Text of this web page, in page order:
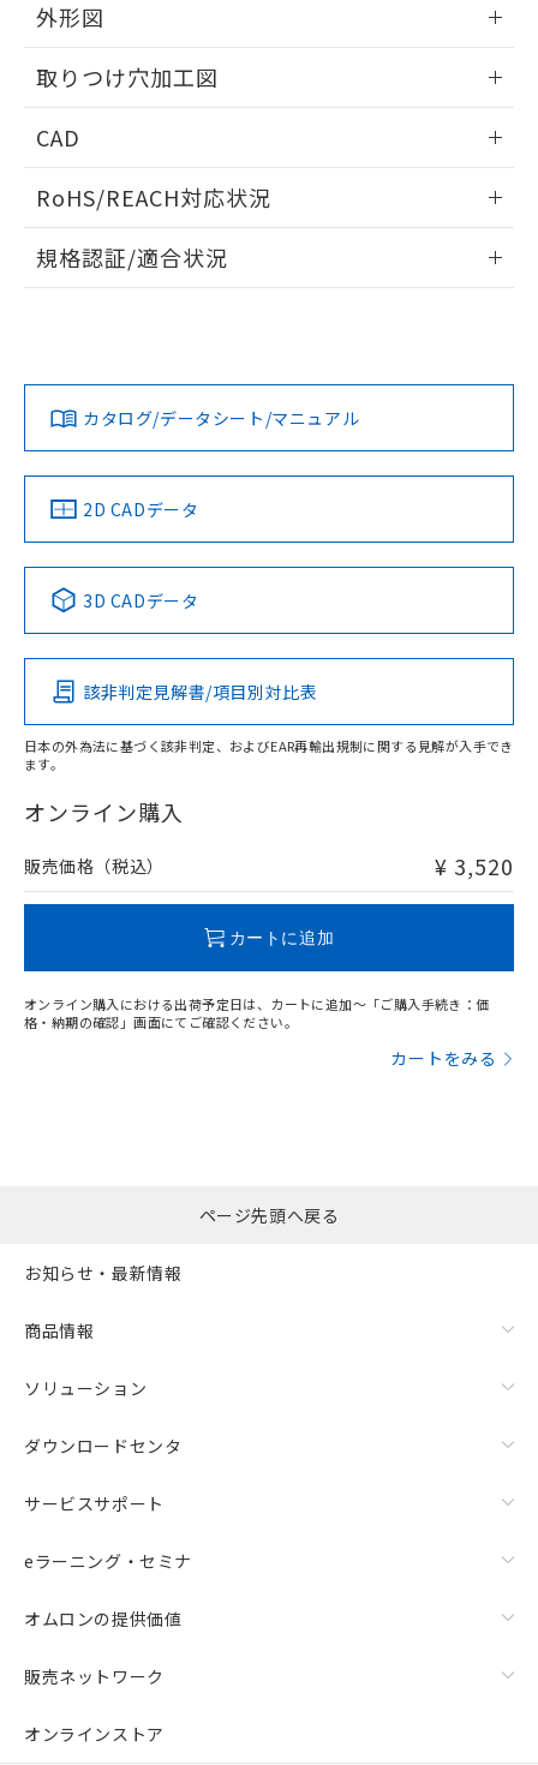
外形図
取りつけ穴加工図
CAD
ドすることができます。
ログイン/会員登録
ダウンロードデータをご利用いただく前に、以下を必ずお読
みください。
ソフトウェアの使用条件
RoHS/REACH対応状況
EU RoHS 注意事項・凡例
対応済み
中国 RoHS 注意事項・凡例
Pb Hg Cd Cr(VI)
O
在庫等で未対応品が混在する可能性があります。
問い合わせください。
規格認証/適合状況
カタログ/データシート/マニュアル
2D CADデータ
3D CADデータ
該非判定見解書/項目別対比表
日本の外為法に基づく該非判定、およびEAR再輸出規制に関する見解が入手でき
ます。
オンライン購入
販売価格（税込） ¥ 3,520
カートに追加
オンライン購入における出荷予定日は、カートに追加～「ご購入手続き：価
格・納期の確認」画面にてご確認ください。
カートをみる
していることから、特段のことがない限
り、2022年1月12日より割愛しておりま
す。
ページ先頭へ戻る
お知らせ・最新情報
商品情報
ソリューション
ダウンロードセンタ
サービスサポート
eラーニング・セミナ
オムロンの提供価値
販売ネットワーク
オンラインストア